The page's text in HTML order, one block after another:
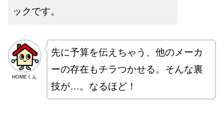
ックです。
HOMEくん
先に予算を伝えちゃう、他のメーカ
ーの存在もチラつかせる。そんな裏
技が…。なるほど！